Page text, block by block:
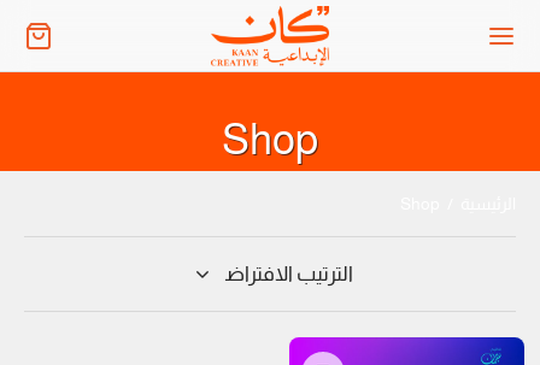
Shop